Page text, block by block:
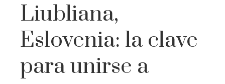
Liubliana,
Eslovenia: la clave
para unirse a